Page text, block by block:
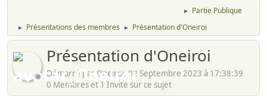
► Partie Publique
► Présentations des membres ► Présentation d'Oneiroi
Présentation d'Oneiroi
Démarré par Oneiroi, 02 Septembre 2023 à 17:38:39
0 Membres et 1 Invité sur ce sujet